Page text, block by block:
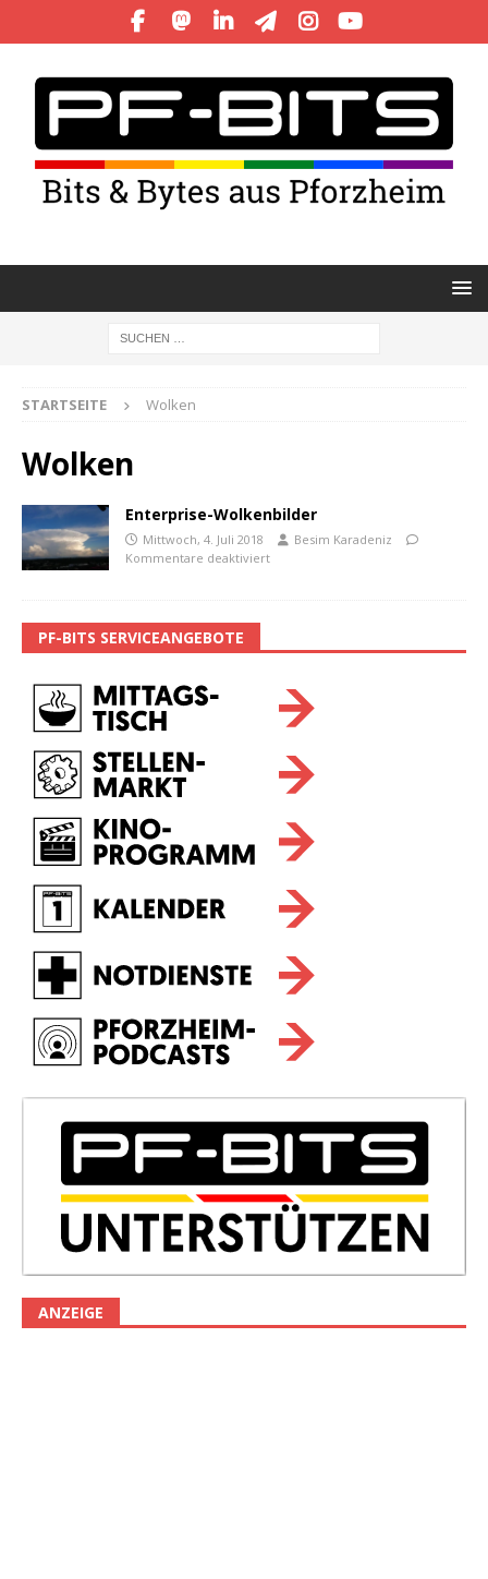
STARTSEITE Wolken
Wolken
Enterprise-Wolkenbilder
Mittwoch, 4. Juli 2018
Besim Karadeniz
Kommentare deaktiviert
PF-BITS SERVICEANGEBOTE
ANZEIGE